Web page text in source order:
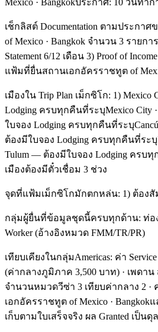
เช็กลิสต์ Documentation ตามประกา
of Mexico · Bangkok จำนวน 3 รายก
Statement 6/12 เดือน 3) Proof of
แฟ้มที่ยื่นสถานเอกอัครราชทูต of
เมืองใน Trip Plan เม็กซิโก: 1)
Lodging ครบทุกคืนที่ระบุMexico City
ใบจอง Lodging ครบทุกคืนที่ระบุ
ต้องมีใบจอง Lodging ครบทุกคืนที่ระบุ
Tulum — ต้องมีใบจอง Lodging ครบทุ
เมืองต้องมีตั๋วเชื่อม 3 ช่วง
จุดที่แฟ้มเม็กซิโกมักตกหล่น: 1) ต้องสั
กลุ่มผู้ยื่นที่ข้อมูลชุดนี้ครบทุกด้าน: ท่องเ
Worker (อ้างอิงหมวด FMM/TR/PR)
เทียบเคียงในกลุ่มAmericas: ค่า
(ค่ากลางภูมิภาค 3,500 บาท) · เพดาน
จำนวนหมวดวีซ่า 3 เทียบค่ากลาง 2
เอกอัครราชทูต of Mexico ·
เก็บตามใบเสร็จจริง ผล Granted เป็น